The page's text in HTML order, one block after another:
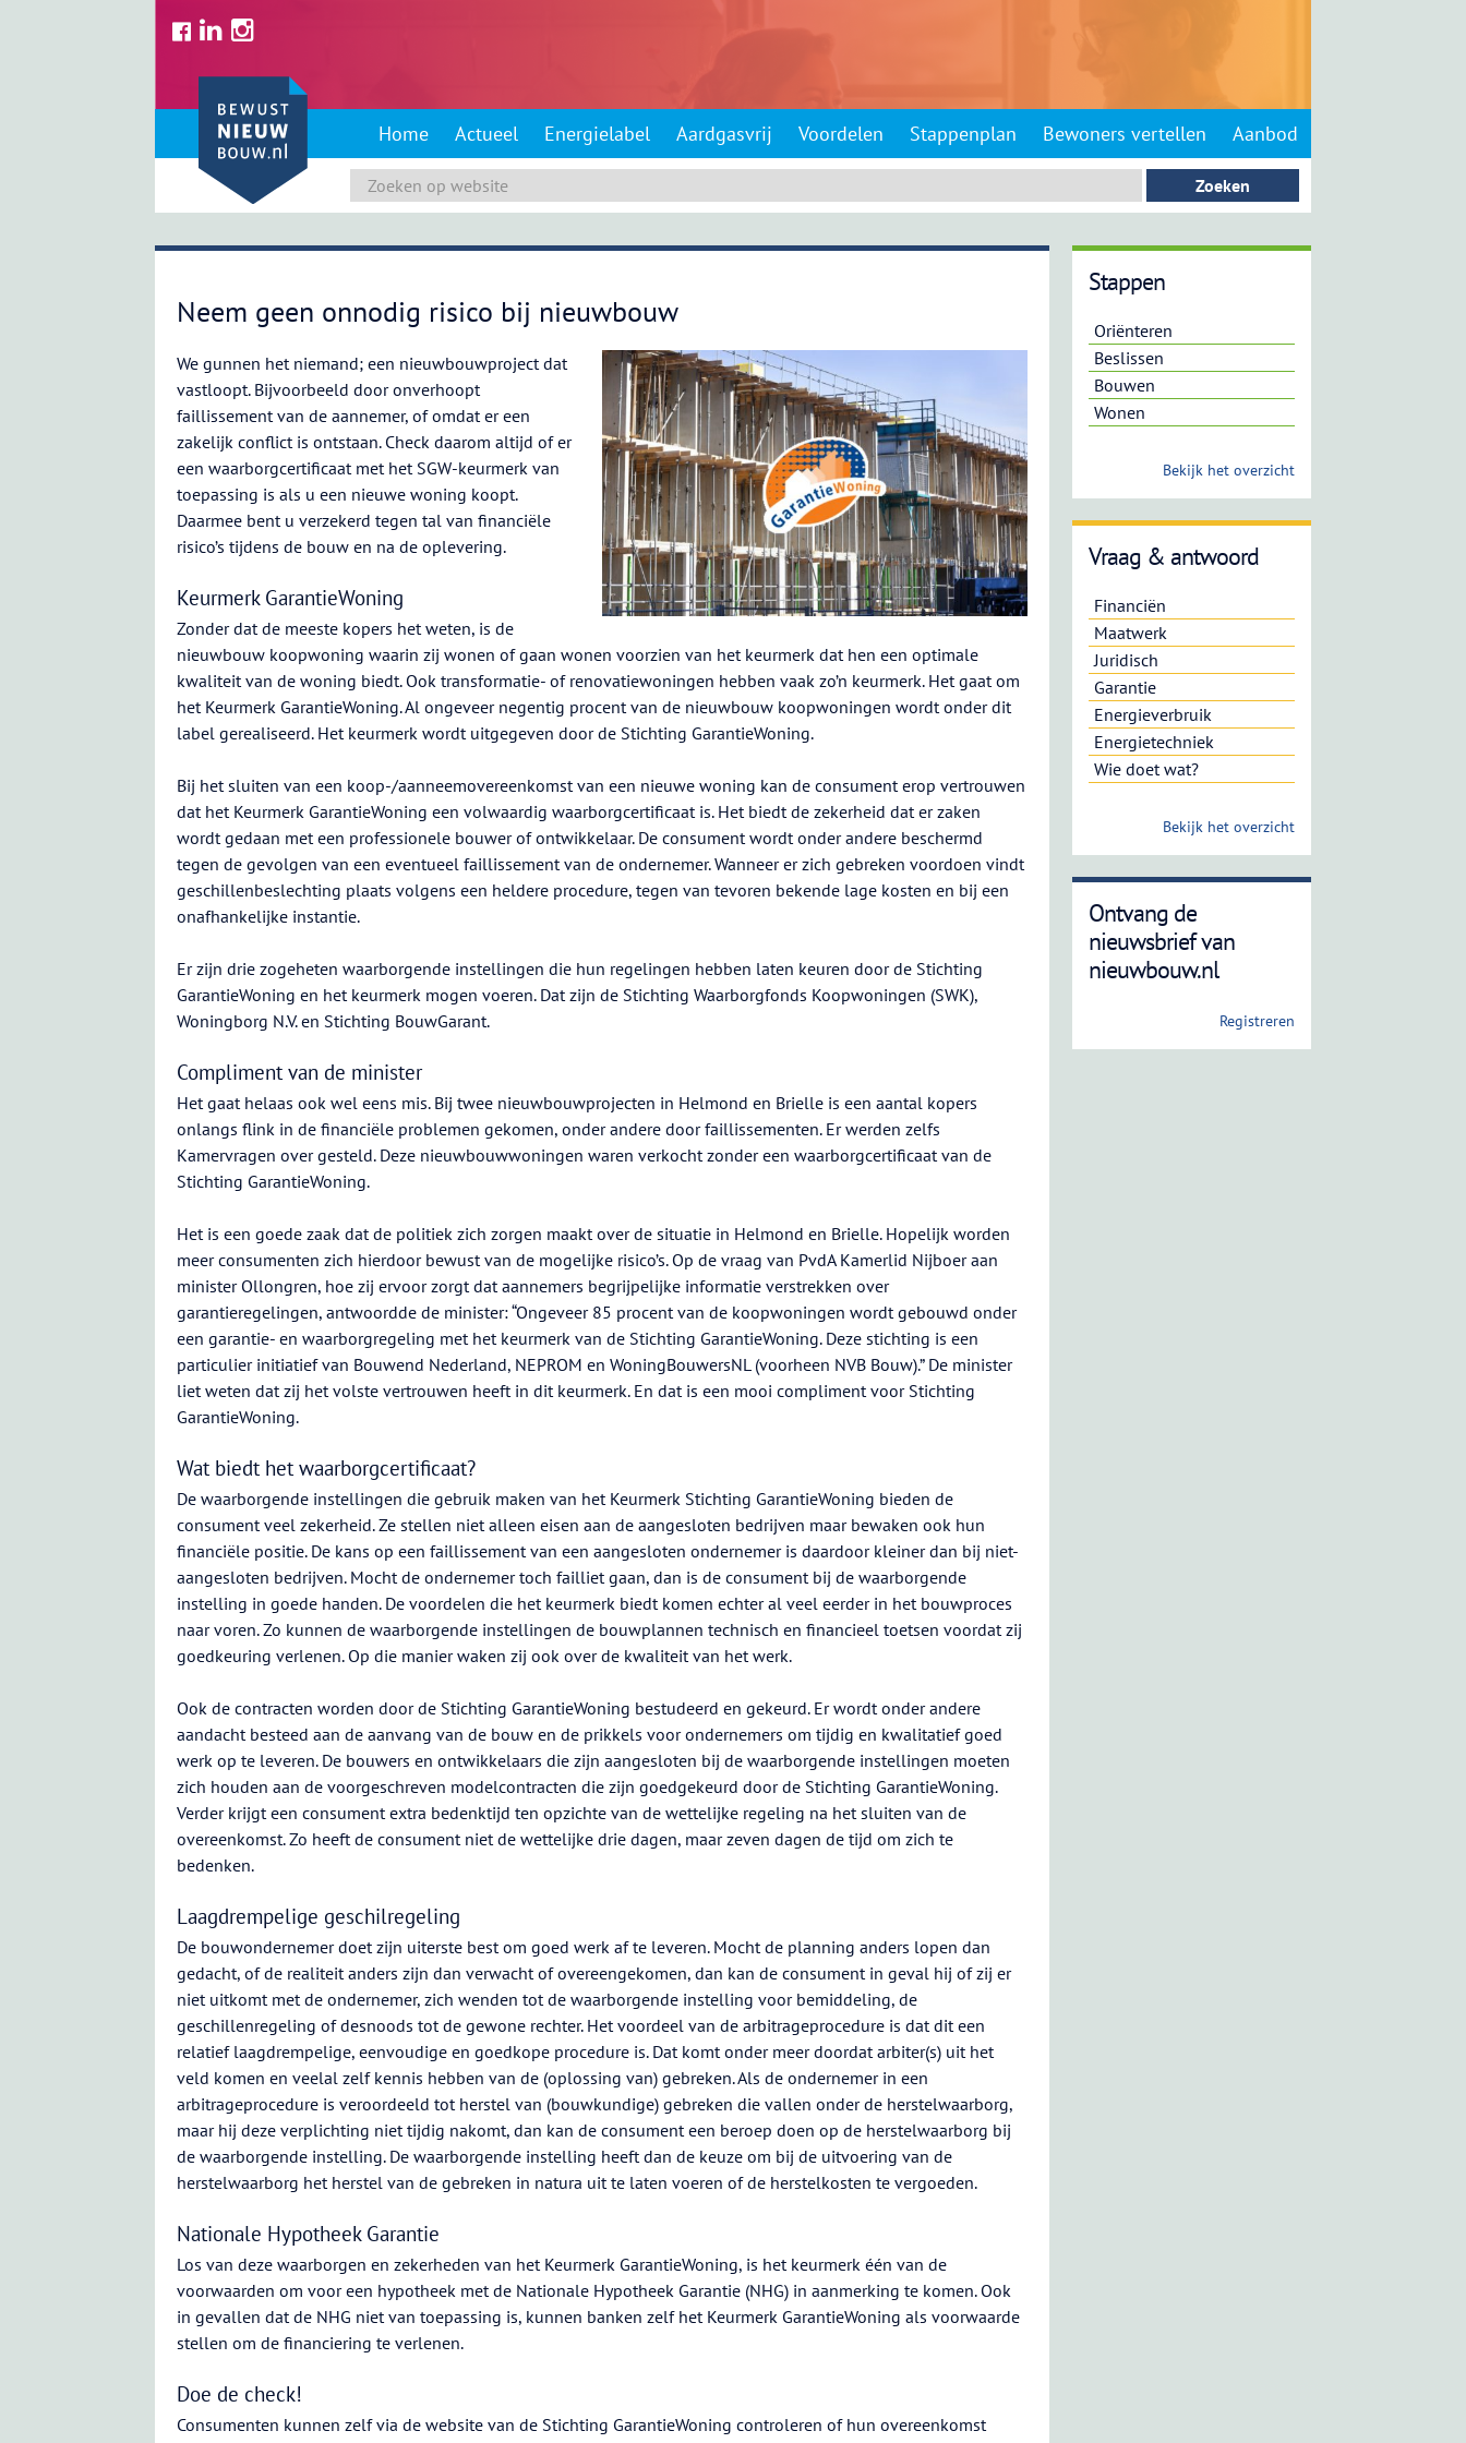
Home Actueel Energielabel Aardgasvrij Voordelen Stappenplan Bewoners vertellen Aanbod
Neem geen onnodig risico bij nieuwbouw
We gunnen het niemand; een nieuwbouwproject dat
vastloopt. Bijvoorbeeld door onverhoopt
faillissement van de aannemer, of omdat er een
zakelijk conflict is ontstaan. Check daarom altijd of er
een waarborgcertificaat met het SGW-keurmerk van
toepassing is als u een nieuwe woning koopt.
Daarmee bent u verzekerd tegen tal van financiële
risico’s tijdens de bouw en na de oplevering.
Keurmerk GarantieWoning
Zonder dat de meeste kopers het weten, is de
nieuwbouw koopwoning waarin zij wonen of gaan wonen voorzien van het keurmerk dat hen een optimale
kwaliteit van de woning biedt. Ook transformatie- of renovatiewoningen hebben vaak zo’n keurmerk. Het gaat om
het Keurmerk GarantieWoning. Al ongeveer negentig procent van de nieuwbouw koopwoningen wordt onder dit
label gerealiseerd. Het keurmerk wordt uitgegeven door de Stichting GarantieWoning.
Bij het sluiten van een koop-/aanneemovereenkomst van een nieuwe woning kan de consument erop vertrouwen
dat het Keurmerk GarantieWoning een volwaardig waarborgcertificaat is. Het biedt de zekerheid dat er zaken
wordt gedaan met een professionele bouwer of ontwikkelaar. De consument wordt onder andere beschermd
tegen de gevolgen van een eventueel faillissement van de ondernemer. Wanneer er zich gebreken voordoen vindt
geschillenbeslechting plaats volgens een heldere procedure, tegen van tevoren bekende lage kosten en bij een
onafhankelijke instantie.
Er zijn drie zogeheten waarborgende instellingen die hun regelingen hebben laten keuren door de Stichting
GarantieWoning en het keurmerk mogen voeren. Dat zijn de Stichting Waarborgfonds Koopwoningen (SWK),
Woningborg N.V. en Stichting BouwGarant.
Compliment van de minister
Het gaat helaas ook wel eens mis. Bij twee nieuwbouwprojecten in Helmond en Brielle is een aantal kopers
onlangs flink in de financiële problemen gekomen, onder andere door faillissementen. Er werden zelfs
Kamervragen over gesteld. Deze nieuwbouwwoningen waren verkocht zonder een waarborgcertificaat van de
Stichting GarantieWoning.
Het is een goede zaak dat de politiek zich zorgen maakt over de situatie in Helmond en Brielle. Hopelijk worden
meer consumenten zich hierdoor bewust van de mogelijke risico’s. Op de vraag van PvdA Kamerlid Nijboer aan
minister Ollongren, hoe zij ervoor zorgt dat aannemers begrijpelijke informatie verstrekken over
garantieregelingen, antwoordde de minister: “Ongeveer 85 procent van de koopwoningen wordt gebouwd onder
een garantie- en waarborgregeling met het keurmerk van de Stichting GarantieWoning. Deze stichting is een
particulier initiatief van Bouwend Nederland, NEPROM en WoningBouwersNL (voorheen NVB Bouw).” De minister
liet weten dat zij het volste vertrouwen heeft in dit keurmerk. En dat is een mooi compliment voor Stichting
GarantieWoning.
Wat biedt het waarborgcertificaat?
De waarborgende instellingen die gebruik maken van het Keurmerk Stichting GarantieWoning bieden de
consument veel zekerheid. Ze stellen niet alleen eisen aan de aangesloten bedrijven maar bewaken ook hun
financiële positie. De kans op een faillissement van een aangesloten ondernemer is daardoor kleiner dan bij niet-
aangesloten bedrijven. Mocht de ondernemer toch failliet gaan, dan is de consument bij de waarborgende
instelling in goede handen. De voordelen die het keurmerk biedt komen echter al veel eerder in het bouwproces
naar voren. Zo kunnen de waarborgende instellingen de bouwplannen technisch en financieel toetsen voordat zij
goedkeuring verlenen. Op die manier waken zij ook over de kwaliteit van het werk.
Ook de contracten worden door de Stichting GarantieWoning bestudeerd en gekeurd. Er wordt onder andere
aandacht besteed aan de aanvang van de bouw en de prikkels voor ondernemers om tijdig en kwalitatief goed
werk op te leveren. De bouwers en ontwikkelaars die zijn aangesloten bij de waarborgende instellingen moeten
zich houden aan de voorgeschreven modelcontracten die zijn goedgekeurd door de Stichting GarantieWoning.
Verder krijgt een consument extra bedenktijd ten opzichte van de wettelijke regeling na het sluiten van de
overeenkomst. Zo heeft de consument niet de wettelijke drie dagen, maar zeven dagen de tijd om zich te
bedenken.
Laagdrempelige geschilregeling
De bouwondernemer doet zijn uiterste best om goed werk af te leveren. Mocht de planning anders lopen dan
gedacht, of de realiteit anders zijn dan verwacht of overeengekomen, dan kan de consument in geval hij of zij er
niet uitkomt met de ondernemer, zich wenden tot de waarborgende instelling voor bemiddeling, de
geschillenregeling of desnoods tot de gewone rechter. Het voordeel van de arbitrageprocedure is dat dit een
relatief laagdrempelige, eenvoudige en goedkope procedure is. Dat komt onder meer doordat arbiter(s) uit het
veld komen en veelal zelf kennis hebben van de (oplossing van) gebreken. Als de ondernemer in een
arbitrageprocedure is veroordeeld tot herstel van (bouwkundige) gebreken die vallen onder de herstelwaarborg,
maar hij deze verplichting niet tijdig nakomt, dan kan de consument een beroep doen op de herstelwaarborg bij
de waarborgende instelling. De waarborgende instelling heeft dan de keuze om bij de uitvoering van de
herstelwaarborg het herstel van de gebreken in natura uit te laten voeren of de herstelkosten te vergoeden.
Nationale Hypotheek Garantie
Los van deze waarborgen en zekerheden van het Keurmerk GarantieWoning, is het keurmerk één van de
voorwaarden om voor een hypotheek met de Nationale Hypotheek Garantie (NHG) in aanmerking te komen. Ook
in gevallen dat de NHG niet van toepassing is, kunnen banken zelf het Keurmerk GarantieWoning als voorwaarde
stellen om de financiering te verlenen.
Doe de check!
Consumenten kunnen zelf via de website van de Stichting GarantieWoning controleren of hun overeenkomst
Stappen
Oriënteren
Beslissen
Bouwen
Wonen
Bekijk het overzicht
Vraag & antwoord
Financiën
Maatwerk
Juridisch
Garantie
Energieverbruik
Energietechniek
Wie doet wat?
Bekijk het overzicht
Ontvang de
nieuwsbrief van
nieuwbouw.nl
Registreren